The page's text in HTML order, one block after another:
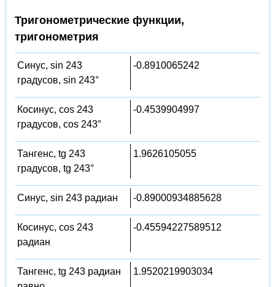
Тригонометрические функции,
тригонометрия
Синус, sin 243
градусов, sin 243°
-0.8910065242
Косинус, cos 243
градусов, cos 243°
-0.4539904997
Тангенс, tg 243
градусов, tg 243°
1.9626105055
Синус, sin 243 радиан -0.89000934885628
Косинус, cos 243
радиан
-0.45594227589512
Тангенс, tg 243 радиан
1.9520219903034